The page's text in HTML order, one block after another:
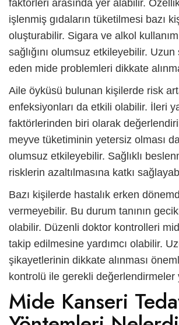
faktörleri arasında yer alabilir.
işlenmiş gıdaların tüketilmesi bazı
oluşturabilir. Sigara ve alkol
sağlığını olumsuz etkileyebilir.
eden mide problemleri dikkate
Aile öyküsü bulunan kişilerde risk
enfeksiyonları da etkili olabilir. İleri
faktörlerinden biri olarak
meyve tüketiminin yetersiz olması da
olumsuz etkileyebilir. Sağlıklı
risklerin azaltılmasına katkı
Bazı kişilerde hastalık erken
vermeyebilir. Bu durum tanının
olabilir. Düzenli doktor kontrolleri
takip edilmesine yardımcı olabilir.
şikayetlerinin dikkate alınması
kontrolü ile gerekli değerlendirmeler
Mide Kanseri